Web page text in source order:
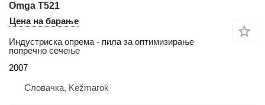
Omga T521
Цена на барање
Индустриска опрема - пила за оптимизирање
попречно сечење
2007
Словачка, Kežmarok